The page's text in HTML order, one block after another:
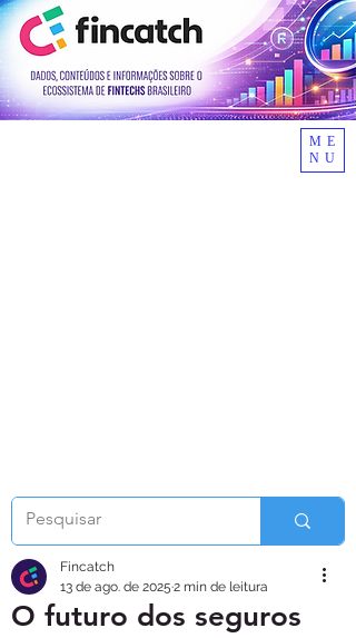
ME
NU
O futuro dos seguros
Fincatch
13 de ago. de 2025 2 min de leitura